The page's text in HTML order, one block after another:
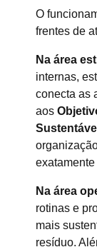
O
frentes de
Na área
internas,
conecta as
aos
Na área
rotinas e
mais
resíduo.